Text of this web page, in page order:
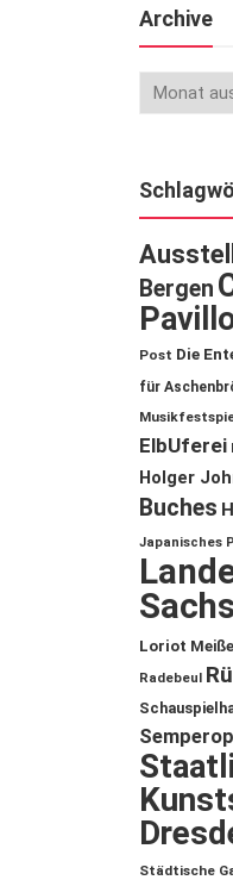
Archive
Bergen
Post Die
für
ElbUferei
Holger
Buches
Japanisches
Loriot
Radebeul
Städtische